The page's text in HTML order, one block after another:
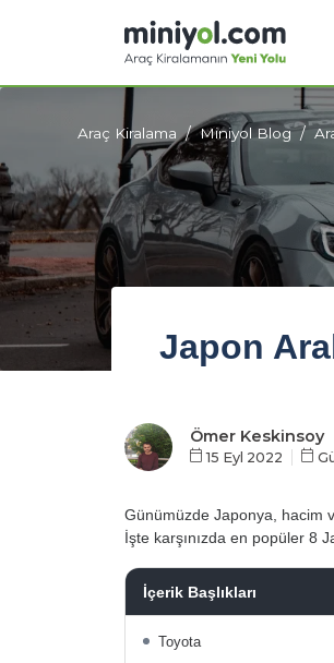
Araç Kiralama Miniyol Blog
Japon
Ömer Keskinsoy
15 Eyl 2022
Günümüzde Japonya, hacim
İşte karşınızda en popüler 8
İçerik Başlıkları
Toyota